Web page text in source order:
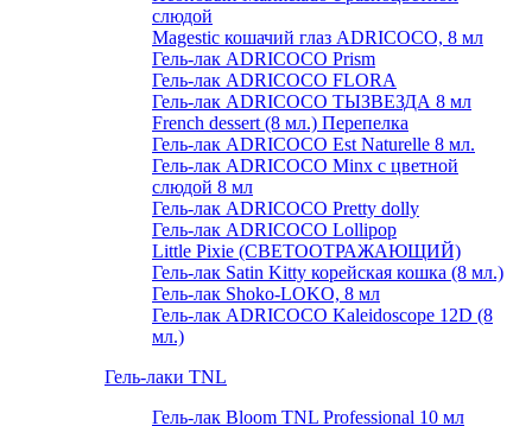
слюдой
Magestic кошачий глаз ADRICOCO, 8 мл
Гель-лак ADRICOCO Prism
Гель-лак ADRICOCO FLORA
Гель-лак ADRICOCO ТЫЗВЕЗДА 8 мл
French dessert (8 мл.) Перепелка
Гель-лак ADRICOCO Est Naturelle 8 мл.
Гель-лак ADRICOCO Minx с цветной
слюдой 8 мл
Гель-лак ADRICOCO Pretty dolly
Гель-лак ADRICOCO Lollipop
Little Pixie (СВЕТООТРАЖАЮЩИЙ)
Гель-лак Satin Kitty корейская кошка (8 мл.)
Гель-лак Shoko-LOKO, 8 мл
Гель-лак ADRICOCO Kaleidoscope 12D (8
мл.)
Гель-лаки TNL
Гель-лак Bloom TNL Professional 10 мл